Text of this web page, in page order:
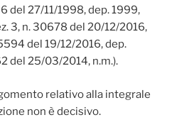
del 27/11/1998, dep. 1999,
3, n. 30678 del 20/12/2016,
del 19/12/2016, dep.
del 25/03/2014, n.m.).
relativo alla integrale
non è decisivo.